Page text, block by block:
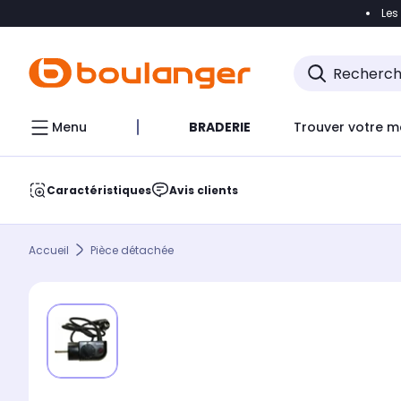
Accéder
Menu BRADERIE Trouver votre
Caractéristiques Avis clients
Accueil Pièce détachée